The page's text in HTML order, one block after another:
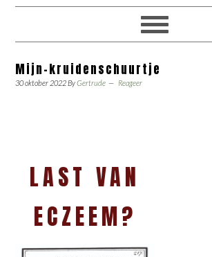
Mijn-kruidenschuurtje
30 oktober 2022ByGertrude Reageer
LAST VAN
ECZEEM?